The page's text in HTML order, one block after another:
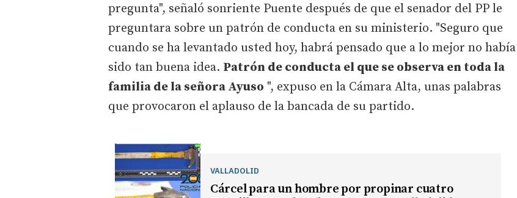
pregunta", señaló sonriente Puente después de que el senador del PP le
preguntara sobre un patrón de conducta en su ministerio. "Seguro que
cuando se ha levantado usted hoy, habrá pensado que a lo mejor no había
sido tan buena idea. Patrón de conducta el que se observa en toda la
familia de la señora Ayuso ", expuso en la Cámara Alta, unas palabras
que provocaron el aplauso de la bancada de su partido.
VALLADOLID
Cárcel para un hombre por propinar cuatro